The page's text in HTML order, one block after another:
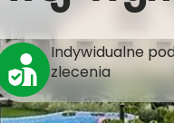
Indywidualne
zlecenia